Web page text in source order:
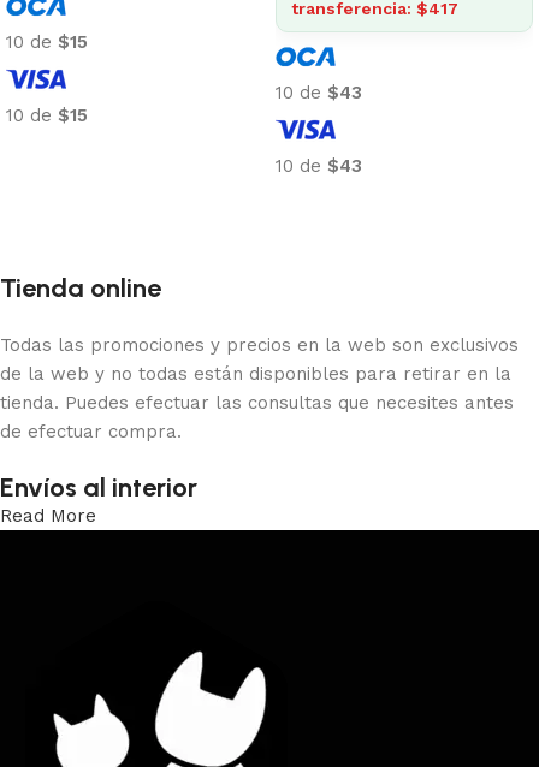
10 de $15
10 de $15
transferencia: $417
10 de $43
10 de $43
Tienda online
Todas las promociones y precios en la web son exclusivos
de la web y no todas están disponibles para retirar en la
tienda. Puedes efectuar las consultas que necesites antes
de efectuar compra.
Envíos al interior
Read More